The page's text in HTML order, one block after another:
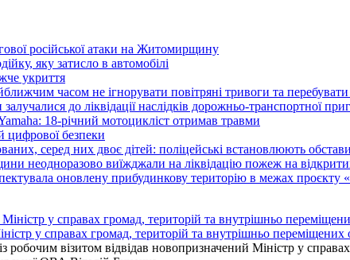
російської атаки на Житомирщину
яку затисло в автомобілі
укриття
часом не ігнорувати повітряні тривоги та
до ліквідації наслідків дорожньо-транспортної
18-річний мотоцикліст отримав травми
цифрової безпеки
серед них двоє дітей: поліцейські встановлюють
неодноразово виїжджали на ліквідацію пожеж на
оновлену прибудинкову територію в межах проєкту
у справах громад, територій та внутрішньо переміщених
візитом відвідав новопризначений Міністр у